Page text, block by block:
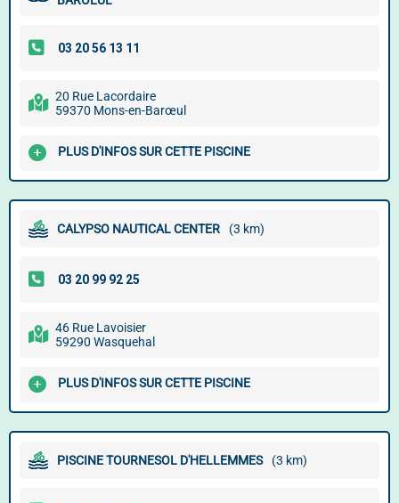
20 Rue Lacordaire
59370 Mons-en-Barœul
PLUS D'INFOS SUR CETTE PISCINE
CALYPSO NAUTICAL CENTER (3 km)
46 Rue Lavoisier
59290 Wasquehal
PLUS D'INFOS SUR CETTE PISCINE
PISCINE TOURNESOL D'HELLEMMES (3 km)